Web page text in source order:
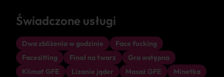
Świadczone usługi
Dwa zbliżenia w godzinie
Face fucking
Facesitting
Finał na twarz
Gra wstępna
Klimat GFE
Lizanie jąder Masaż GFE
Minetka